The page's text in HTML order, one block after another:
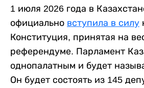
1 июля 2026 года в
официально вступила в силу
Конституция, принятая на
референдуме. Парламент
однопалатным и будет
Он будет состоять из 145